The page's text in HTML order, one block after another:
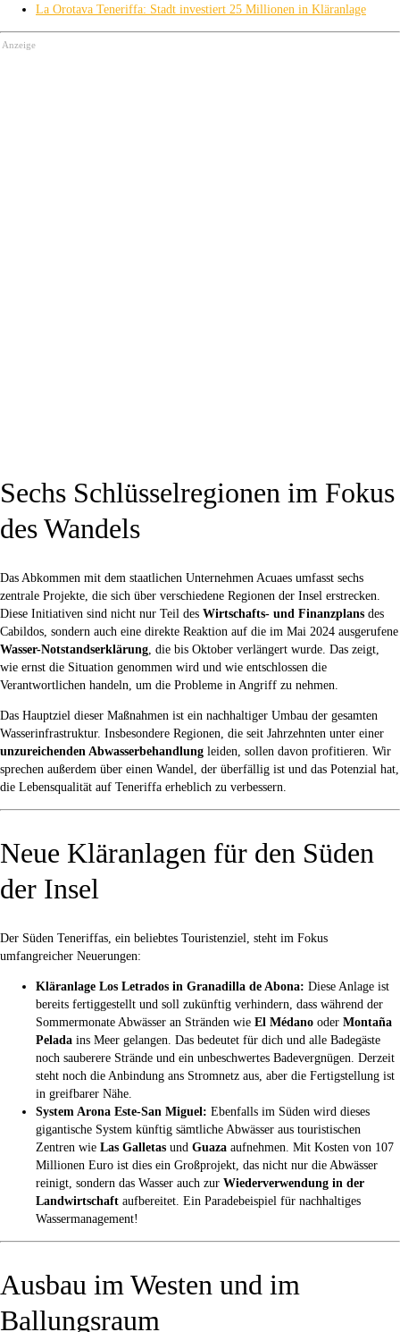
La Orotava Teneriffa: Stadt investiert 25 Millionen in Kläranlage
Anzeige
Sechs Schlüsselregionen im Fokus
des Wandels
Das Abkommen mit dem staatlichen Unternehmen Acuaes umfasst sechs
zentrale Projekte, die sich über verschiedene Regionen der Insel erstrecken.
Diese Initiativen sind nicht nur Teil des Wirtschafts- und Finanzplans des
Cabildos, sondern auch eine direkte Reaktion auf die im Mai 2024 ausgerufene
Wasser-Notstandserklärung, die bis Oktober verlängert wurde. Das zeigt,
wie ernst die Situation genommen wird und wie entschlossen die
Verantwortlichen handeln, um die Probleme in Angriff zu nehmen.
Das Hauptziel dieser Maßnahmen ist ein nachhaltiger Umbau der gesamten
Wasserinfrastruktur. Insbesondere Regionen, die seit Jahrzehnten unter einer
unzureichenden Abwasserbehandlung leiden, sollen davon profitieren. Wir
sprechen außerdem über einen Wandel, der überfällig ist und das Potenzial hat,
die Lebensqualität auf Teneriffa erheblich zu verbessern.
Neue Kläranlagen für den Süden
der Insel
Der Süden Teneriffas, ein beliebtes Touristenziel, steht im Fokus
umfangreicher Neuerungen:
Kläranlage Los Letrados in Granadilla de Abona: Diese Anlage ist
bereits fertiggestellt und soll zukünftig verhindern, dass während der
Sommermonate Abwässer an Stränden wie El Médano oder Montaña
Pelada ins Meer gelangen. Das bedeutet für dich und alle Badegäste
noch sauberere Strände und ein unbeschwertes Badevergnügen. Derzeit
steht noch die Anbindung ans Stromnetz aus, aber die Fertigstellung ist
in greifbarer Nähe.
System Arona Este-San Miguel: Ebenfalls im Süden wird dieses
gigantische System künftig sämtliche Abwässer aus touristischen
Zentren wie Las Galletas und Guaza aufnehmen. Mit Kosten von 107
Millionen Euro ist dies ein Großprojekt, das nicht nur die Abwässer
reinigt, sondern das Wasser auch zur Wiederverwendung in der
Landwirtschaft aufbereitet. Ein Paradebeispiel für nachhaltiges
Wassermanagement!
Ausbau im Westen und im
Ballungsraum